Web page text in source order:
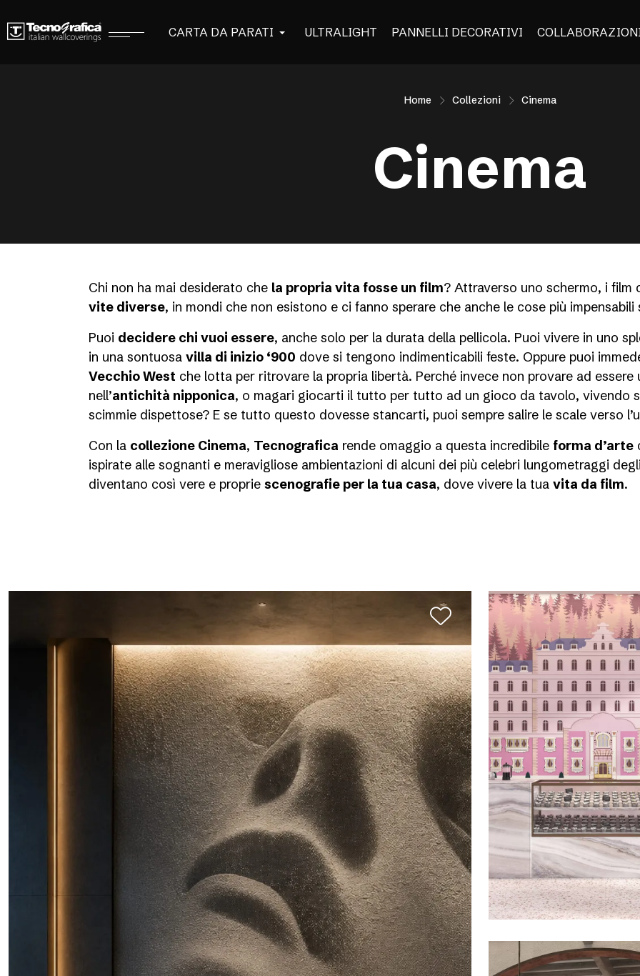
CARTA DA PARATI ULTRALIGHT PANNELLI DECORATIVI
Home Collezioni Cinema
Cinema
Chi non ha mai desiderato che la propria vita fosse un film? Attraverso uno schermo, i
vite diverse, in mondi che non esistono e ci fanno sperare che anche le cose più
Puoi decidere chi vuoi essere, anche solo per la durata della pellicola. Puoi vivere in uno
in una sontuosa villa di inizio ‘900 dove si tengono indimenticabili feste. Oppure puoi
Vecchio West che lotta per ritrovare la propria libertà. Perché invece non provare ad
nell’antichità nipponica, o magari giocarti il tutto per tutto ad un gioco da tavolo, vivendo
scimmie dispettose? E se tutto questo dovesse stancarti, puoi sempre salire le scale verso
Con la collezione Cinema, Tecnografica rende omaggio a questa incredibile forma d’arte
ispirate alle sognanti e meravigliose ambientazioni di alcuni dei più celebri lungometraggi
diventano così vere e proprie scenografie per la tua casa, dove vivere la tua vita da film.
GUSTAVE